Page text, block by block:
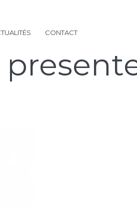
CONTACT